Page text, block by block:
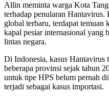
Allin meminta warga Kota
terhadap penularan Hantavirus.
global terbaru, terdapat temuan
kapal pesiar internasional yang
lintas negara.
Di Indonesia, kasus
beberapa provinsi sejak tahun
untuk tipe HPS belum pernah
terjadi sebagai kasus importasi.